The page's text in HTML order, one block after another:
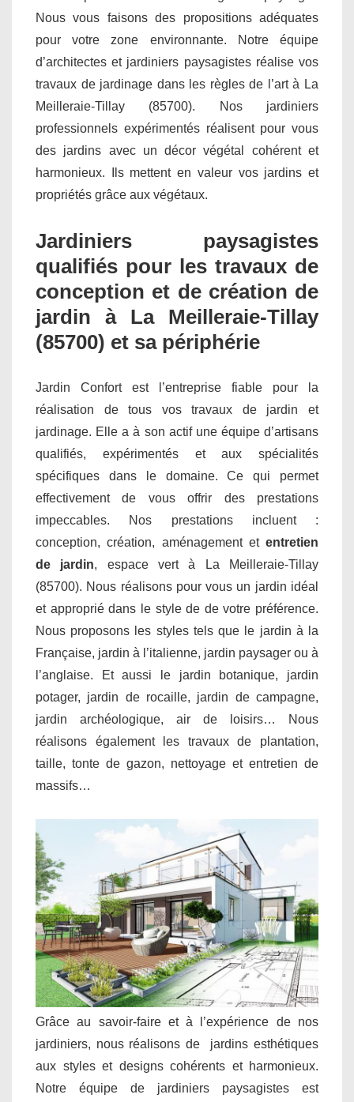
Nous vous faisons des propositions adéquates
pour votre zone environnante. Notre équipe
d’architectes et jardiniers paysagistes réalise vos
travaux de jardinage dans les règles de l’art à La
Meilleraie-Tillay (85700). Nos jardiniers
professionnels expérimentés réalisent pour vous
des jardins avec un décor végétal cohérent et
harmonieux. Ils mettent en valeur vos jardins et
propriétés grâce aux végétaux.
Jardiniers paysagistes
qualifiés pour les travaux de
conception et de création de
jardin à La Meilleraie-Tillay
(85700) et sa périphérie
Jardin Confort est l’entreprise fiable pour la
réalisation de tous vos travaux de jardin et
jardinage. Elle a à son actif une équipe d’artisans
qualifiés, expérimentés et aux spécialités
spécifiques dans le domaine. Ce qui permet
effectivement de vous offrir des prestations
impeccables. Nos prestations incluent :
conception, création, aménagement et entretien
de jardin, espace vert à La Meilleraie-Tillay
(85700). Nous réalisons pour vous un jardin idéal
et approprié dans le style de de votre préférence.
Nous proposons les styles tels que le jardin à la
Française, jardin à l’italienne, jardin paysager ou à
l’anglaise. Et aussi le jardin botanique, jardin
potager, jardin de rocaille, jardin de campagne,
jardin archéologique, air de loisirs… Nous
réalisons également les travaux de plantation,
taille, tonte de gazon, nettoyage et entretien de
massifs…
Grâce au savoir-faire et à l’expérience de nos
jardiniers, nous réalisons de jardins esthétiques
aux styles et designs cohérents et harmonieux.
Notre équipe de jardiniers paysagistes est